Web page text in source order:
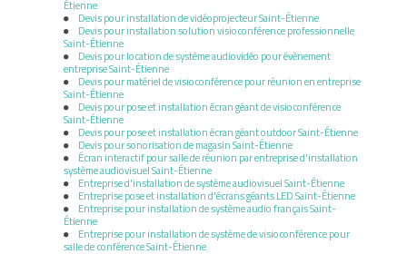
Étienne
Devis pour installation de vidéoprojecteur Saint-Étienne
Devis pour installation solution visioconférence professionnelle
Saint-Étienne
Devis pour location de système audiovidéo pour évènement
entreprise Saint-Étienne
Devis pour matériel de visioconférence pour réunion en entreprise
Saint-Étienne
Devis pour pose et installation écran géant de visioconférence
Saint-Étienne
Devis pour pose et installation écran géant outdoor Saint-Étienne
Devis pour sonorisation de magasin Saint-Étienne
Écran interactif pour salle de réunion par entreprise d'installation
système audiovisuel Saint-Étienne
Entreprise d'installation de système audiovisuel Saint-Étienne
Entreprise pose et installation d'écrans géants LED Saint-Étienne
Entreprise pour installation de système audio français Saint-
Étienne
Entreprise pour installation de système de visioconférence pour
salle de conférence Saint-Étienne